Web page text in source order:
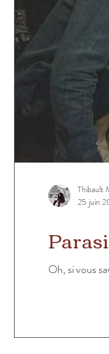
Oh, si vous
Thibault
25 juin